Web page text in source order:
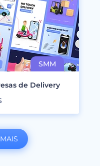
de Delivery